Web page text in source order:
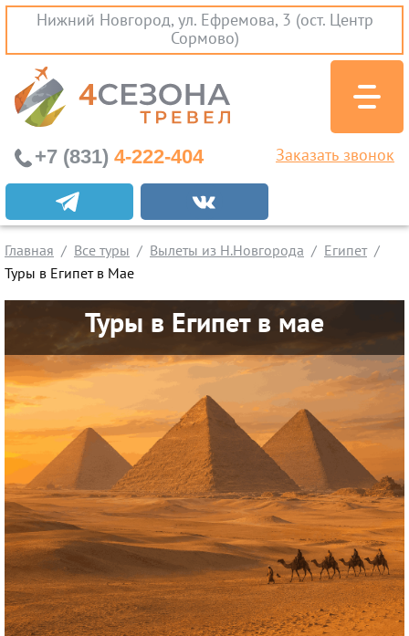
Нижний Новгород, ул. Ефремова, 3 (ост. Центр
Сормово)
Экскурсионные туры
Заграничные экскурсии
Туры на Черное Море
Вылеты из Нижнего Новгорода
Горящие туры
Раннее бронирование
Железнодорожные туры
Круизы
+7 (831) 4-222-404 Заказать звонок
Главная Все туры Вылеты из Н.Новгорода
Египет
Туры в Египет в Мае
Туры в Египет в мае